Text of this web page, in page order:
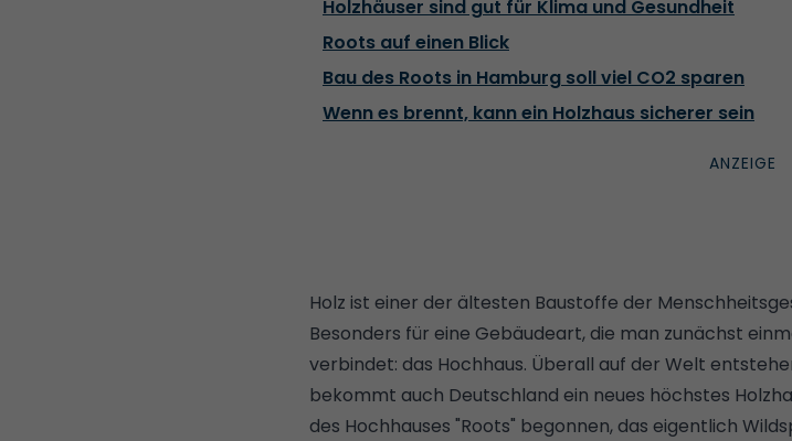
Holzhäuser sind gut für Klima und Gesundheit
Roots auf einen Blick
Bau des Roots in Hamburg soll viel CO2 sparen
Wenn es brennt, kann ein Holzhaus sicherer sein
Holz ist einer der ältesten Baustoffe der
Besonders für eine Gebäudeart, die man zunächst
verbindet: das Hochhaus. Überall auf der Welt
bekommt auch Deutschland ein neues höchstes
des Hochhauses "Roots" begonnen, das eigentlich